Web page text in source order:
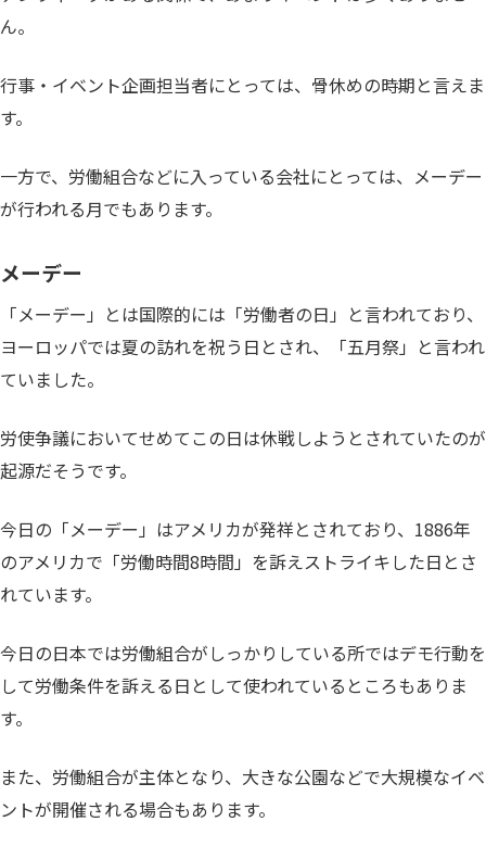
ん。
行事・イベント企画担当者にとっては、骨休めの時期と言えま
す。
一方で、労働組合などに入っている会社にとっては、メーデー
が行われる月でもあります。
メーデー
「メーデー」とは国際的には「労働者の日」と言われており、
ヨーロッパでは夏の訪れを祝う日とされ、「五月祭」と言われ
ていました。
労使争議においてせめてこの日は休戦しようとされていたのが
起源だそうです。
今日の「メーデー」はアメリカが発祥とされており、1886年
のアメリカで「労働時間8時間」を訴えストライキした日とさ
れています。
今日の日本では労働組合がしっかりしている所ではデモ行動を
して労働条件を訴える日として使われているところもありま
す。
また、労働組合が主体となり、大きな公園などで大規模なイベ
ントが開催される場合もあります。